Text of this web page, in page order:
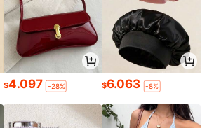
$4.097 -28% $6.063 -8%